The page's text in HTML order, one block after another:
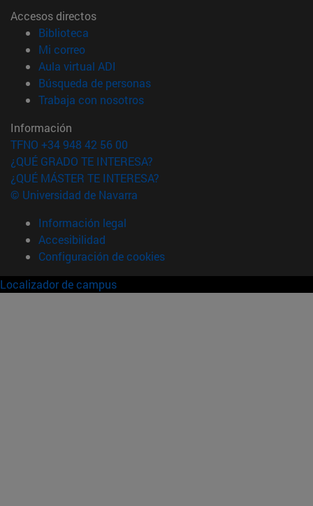
Accesos directos
Biblioteca
Mi correo(abre en nueva ventana)
Aula virtual ADI
Búsqueda de personas(abre en nueva ventana)
Trabaja con nosotros(abre en nueva ventana)
Información
TFNO +34 948 42 56 00
¿QUÉ GRADO TE INTERESA?
¿QUÉ MÁSTER TE INTERESA?
© Universidad de Navarra
Información legal
Accesibilidad
Configuración de cookies
Localizador de campus